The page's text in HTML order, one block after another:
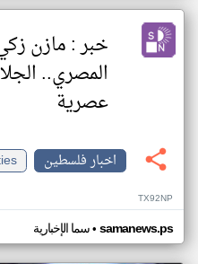
خبر : مازن
المصري..
عصرية
اخبار فلسطين
TX92NP
سما الإخبارية• samanews.ps